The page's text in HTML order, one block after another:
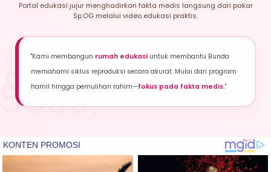
Portal edukasi jujur menghadirkan fakta medis langsung dari pakar
Sp.OG melalui video edukasi praktis.
"Kami membangun rumah edukasi untuk membantu Bunda
memahami siklus reproduksi secara akurat. Mulai dari program
hamil hingga pemulihan rahim—fokus pada fakta medis."